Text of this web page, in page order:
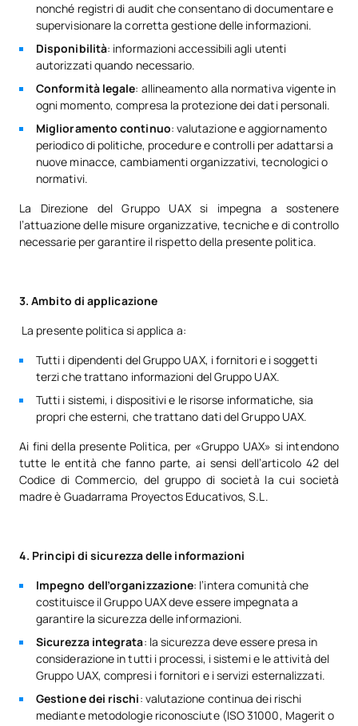
nonché registri di audit che consentano di documentare e
supervisionare la corretta gestione delle informazioni.
Disponibilità: informazioni accessibili agli utenti
autorizzati quando necessario.
Conformità legale: allineamento alla normativa vigente in
ogni momento, compresa la protezione dei dati personali.
Miglioramento continuo: valutazione e aggiornamento
periodico di politiche, procedure e controlli per adattarsi a
nuove minacce, cambiamenti organizzativi, tecnologici o
normativi.
La Direzione del Gruppo UAX si impegna a sostenere
l’attuazione delle misure organizzative, tecniche e di controllo
necessarie per garantire il rispetto della presente politica.
3. Ambito di applicazione
La presente politica si applica a:
Tutti i dipendenti del Gruppo UAX, i fornitori e i soggetti
terzi che trattano informazioni del Gruppo UAX.
Tutti i sistemi, i dispositivi e le risorse informatiche, sia
propri che esterni, che trattano dati del Gruppo UAX.
Ai fini della presente Politica, per «Gruppo UAX» si intendono
tutte le entità che fanno parte, ai sensi dell’articolo 42 del
Codice di Commercio, del gruppo di società la cui società
madre è Guadarrama Proyectos Educativos, S.L.
4. Principi di sicurezza delle informazioni
Impegno dell’organizzazione: l’intera comunità che
costituisce il Gruppo UAX deve essere impegnata a
garantire la sicurezza delle informazioni.
Sicurezza integrata: la sicurezza deve essere presa in
considerazione in tutti i processi, i sistemi e le attività del
Gruppo UAX, compresi i fornitori e i servizi esternalizzati.
Gestione dei rischi: valutazione continua dei rischi
mediante metodologie riconosciute (ISO 31000, Magerit o